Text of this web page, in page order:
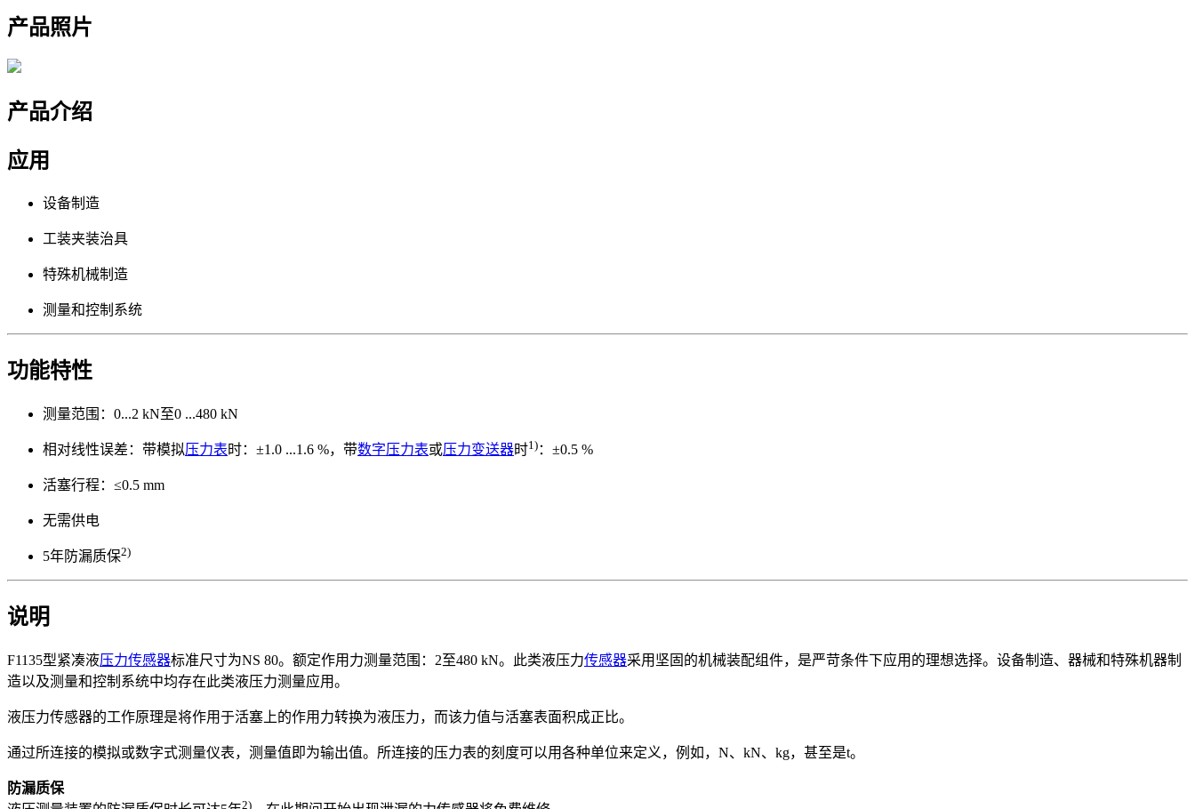
产品照片
产品介绍
应用
设备制造
工装夹装治具
特殊机械制造
测量和控制系统
功能特性
测量范围：0...2 kN至0 ...480 kN
相对线性误差：带模拟压力表时：±1.0 ...1.6 %，带数字压力表或压力变送器时1) ：±0.5 %
活塞行程：≤0.5 mm
无需供电
5年防漏质保2)
说明
F1135型紧凑液压力传感器标准尺寸为NS 80。额定作用力测量范围：2至480 kN。此类液压力传感器采用坚固的机械装配组件，是严苛条件下应用的理想选择。设备制造、器械和特殊机器制
造以及测量和控制系统中均存在此类液压力测量应用。
液压力传感器的工作原理是将作用于活塞上的作用力转换为液压力，而该力值与活塞表面积成正比。
通过所连接的模拟或数字式测量仪表，测量值即为输出值。所连接的压力表的刻度可以用各种单位来定义，例如，N、kN、kg，甚至是t。
防漏质保
2)